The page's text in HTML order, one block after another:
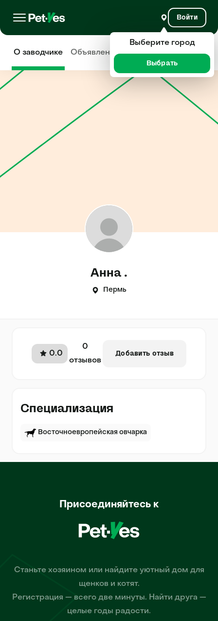
Войти
О заводчике Объявления Отзывы
Анна .
Пермь
0.0
0
отзывов
Добавить отзыв
Специализация
Восточноевропейская овчарка
Присоединяйтесь к
Станьте хозяином или найдите уютный дом для
щенков и котят.
Регистрация — всего две минуты. Найти друга —
целые годы радости.
Выберите город
Выбрать